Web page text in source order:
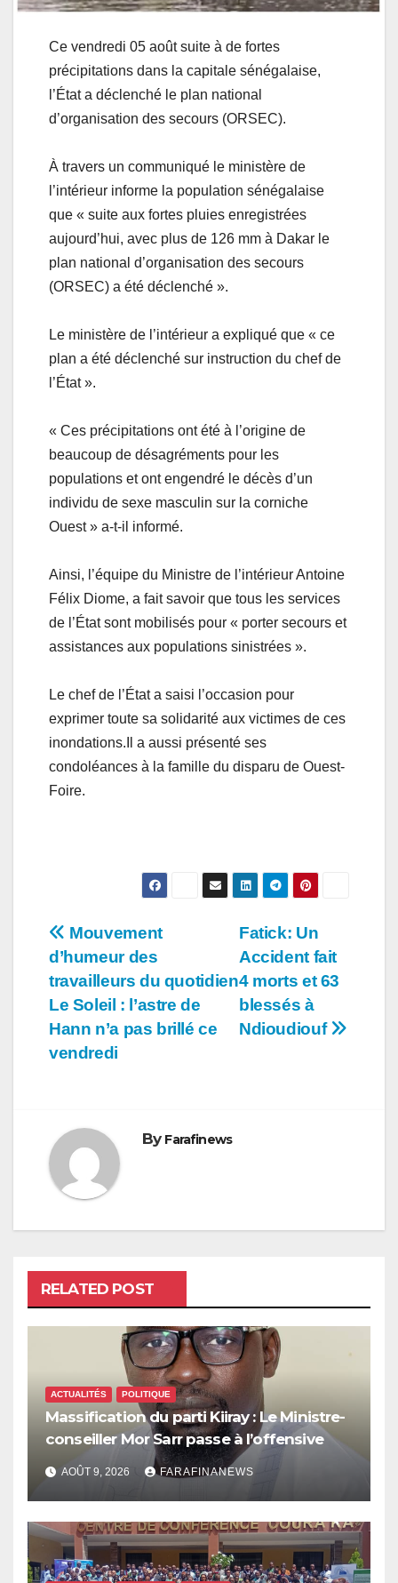
Ce vendredi 05 août suite à de fortes
précipitations dans la capitale sénégalaise,
l’État a déclenché le plan national
d’organisation des secours (ORSEC).
À travers un communiqué le ministère de
l’intérieur informe la population sénégalaise
que « suite aux fortes pluies enregistrées
aujourd’hui, avec plus de 126 mm à Dakar le
plan national d’organisation des secours
(ORSEC) a été déclenché ».
Le ministère de l’intérieur a expliqué que « ce
plan a été déclenché sur instruction du chef de
l’État ».
« Ces précipitations ont été à l’origine de
beaucoup de désagréments pour les
populations et ont engendré le décès d’un
individu de sexe masculin sur la corniche
Ouest » a-t-il informé.
Ainsi, l’équipe du Ministre de l’intérieur Antoine
Félix Diome, a fait savoir que tous les services
de l’État sont mobilisés pour « porter secours et
assistances aux populations sinistrées ».
Le chef de l’État a saisi l’occasion pour
exprimer toute sa solidarité aux victimes de ces
inondations.Il a aussi présenté ses
condoléances à la famille du disparu de Ouest-
Foire.
Navigation
de
l’article
Fatick: Un
Accident fait
4 morts et 63
blessés à
Ndioudiouf
Mouvement
d’humeur des
travailleurs du quotidien
Le Soleil : l’astre de
Hann n’a pas brillé ce
vendredi
By Farafinews
RELATED POST
ACTUALITÉS POLITIQUE
Massification du parti Kiiray : Le Ministre-
conseiller Mor Sarr passe à l’offensive
AOÛT 9, 2026 FARAFINANEWS